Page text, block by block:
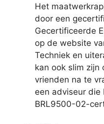
Het
door een
Gecertificeerde
op de website
Techniek en
kan ook slim zijn
vrienden na te
een adviseur
BRL9500-02-